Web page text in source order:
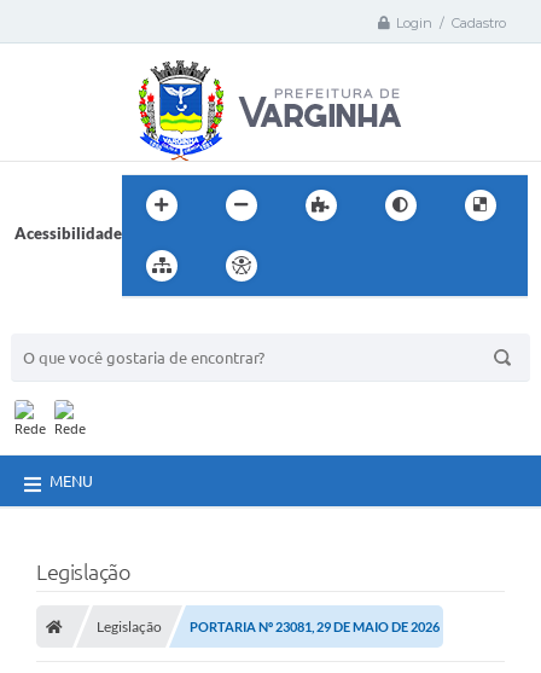
Login / Cadastro
Acessibilidade
MENU
Legislação
Legislação PORTARIA Nº 23081, 29 DE MAIO DE 2026